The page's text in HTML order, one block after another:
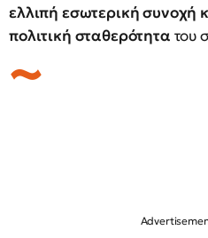
ελλιπή εσωτερική συνοχή
πολιτική σταθερότητα του